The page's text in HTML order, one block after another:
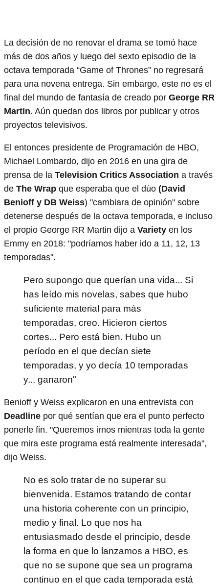
La decisión de no renovar el drama se tomó hace
más de dos años y luego del sexto episodio de la
octava temporada “Game of Thrones” no regresará
para una novena entrega. Sin embargo, este no es el
final del mundo de fantasía de creado por George RR
Martin. Aún quedan dos libros por publicar y otros
proyectos televisivos.
El entonces presidente de Programación de HBO,
Michael Lombardo, dijo en 2016 en una gira de
prensa de la Television Critics Association a través
de The Wrap que esperaba que el dúo (David
Benioff y DB Weiss) "cambiara de opinión" sobre
detenerse después de la octava temporada, e incluso
el propio George RR Martin dijo a Variety en los
Emmy en 2018: "podríamos haber ido a 11, 12, 13
temporadas".
Pero supongo que querían una vida... Si
has leído mis novelas, sabes que hubo
suficiente material para más
temporadas, creo. Hicieron ciertos
cortes... Pero está bien. Hubo un
período en el que decían siete
temporadas, y yo decía 10 temporadas
y... ganaron"
Benioff y Weiss explicaron en una entrevista con
Deadline por qué sentían que era el punto perfecto
ponerle fin. "Queremos irnos mientras toda la gente
que mira este programa está realmente interesada",
dijo Weiss.
No es solo tratar de no superar su
bienvenida. Estamos tratando de contar
una historia coherente con un principio,
medio y final. Lo que nos ha
entusiasmado desde el principio, desde
la forma en que lo lanzamos a HBO, es
que no se supone que sea un programa
continuo en el que cada temporada está